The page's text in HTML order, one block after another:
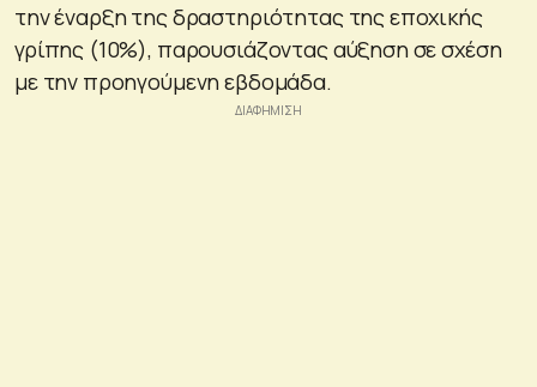
την έναρξη της δραστηριότητας της εποχικής
γρίπης (10%), παρουσιάζοντας αύξηση σε σχέση
με την προηγούμενη εβδομάδα.